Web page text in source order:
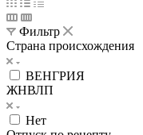
Фильтр
Страна происхождения
ВЕНГРИЯ
ЖНВЛП
Нет